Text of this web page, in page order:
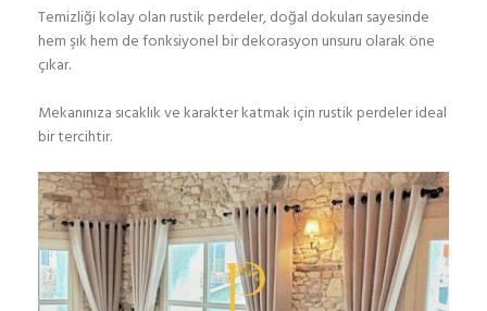
Temizliği kolay olan rustik perdeler, doğal dokuları sayesinde
hem şık hem de fonksiyonel bir dekorasyon unsuru olarak öne
çıkar.
Mekanınıza sıcaklık ve karakter katmak için rustik perdeler ideal
bir tercihtir.